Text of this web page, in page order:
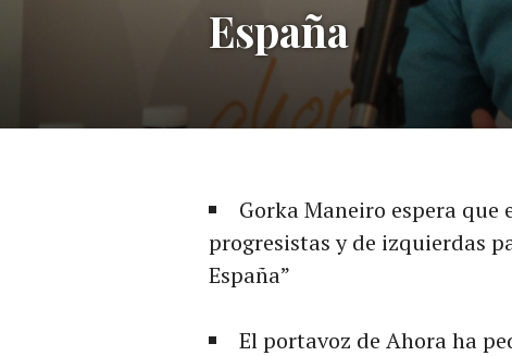
España
Gorka Maneiro espera
progresistas y de izquierdas
España”
El portavoz de Ahora ha